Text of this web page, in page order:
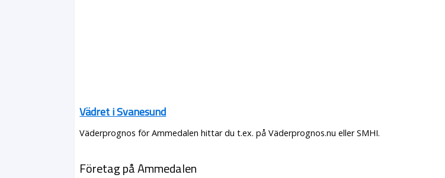
Vädret i Svanesund
Väderprognos för Ammedalen hittar du t.ex. på Väderprognos.nu eller SMHI.
Företag på Ammedalen